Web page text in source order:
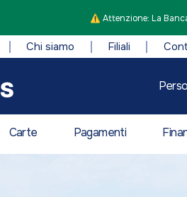
⚠️ Attenzione: La
Chi siamo Filiali
Carte Pagamenti